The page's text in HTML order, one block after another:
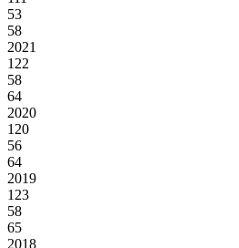
53
58
2021
122
58
64
2020
120
56
64
2019
123
58
65
2018